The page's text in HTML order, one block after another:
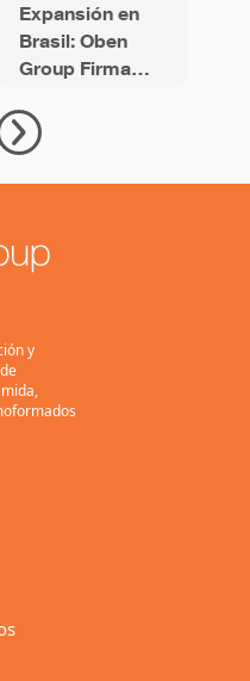
Expansión en
Brasil: Oben
Group Firma
Nueva Línea
BOPP de 12
Metros y
Toneladas
y